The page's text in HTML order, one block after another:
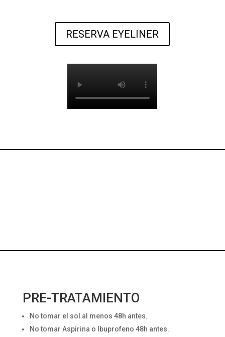
RESERVA EYELINER
PRE-TRATAMIENTO
No tomar el sol al menos 48h antes.
No tomar Aspirina o Ibuprofeno 48h antes.